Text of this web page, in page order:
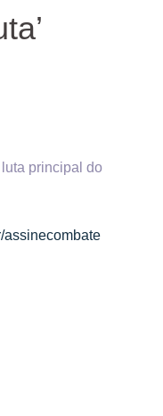
principal do
assinecombate